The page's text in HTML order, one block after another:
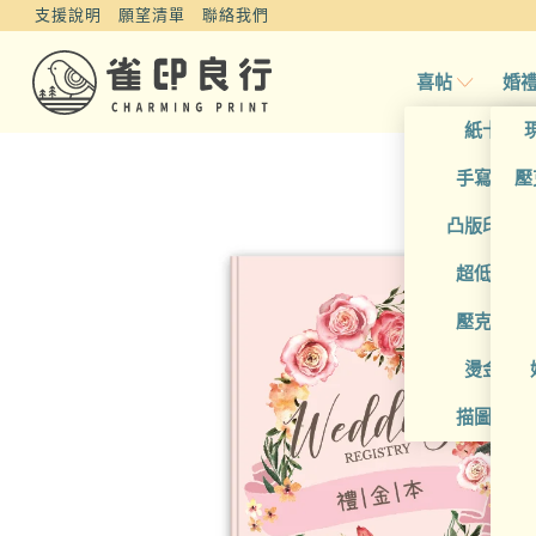
支援說明 願望清單 聯絡我們
喜帖
紙卡喜帖
手寫風喜
凸版印刷
超低價喜
壓克力喜
燙金喜帖
描圖紙喜
婚